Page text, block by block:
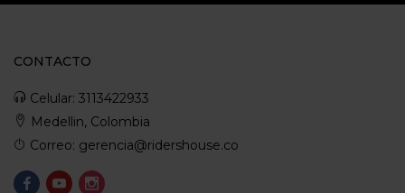
CONTACTO
Celular: 3113422933
Medellin, Colombia
Correo: gerencia@ridershouse.co